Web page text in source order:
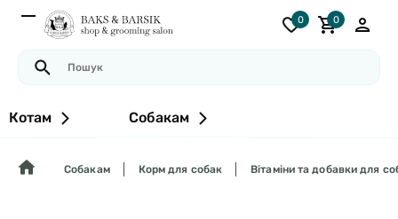
0 0
Котам Собакам
Собакам Корм для собак Вітаміни та добавки для